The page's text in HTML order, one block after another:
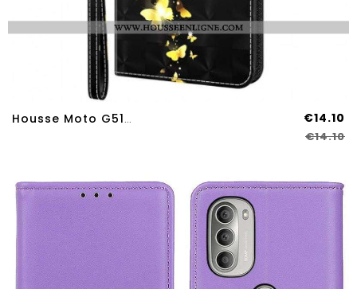
Housse Moto G51 5G Papillons Jaunes €14.10
€14.10